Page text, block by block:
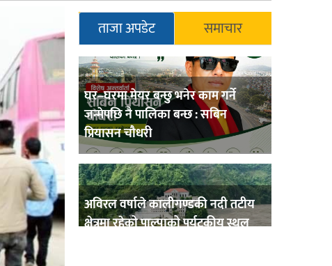
ताजा अपडेट समाचार
घर–घरमा मेयर बन्छु भनेर काम गर्ने
जन्मेपछि नै पालिका बन्छ : सबिन
प्रियासन चौधरी
अविरल वर्षाले कालीगण्डकी नदी तटीय
क्षेत्रमा रहेको पाल्पाको पर्यटकीय स्थल